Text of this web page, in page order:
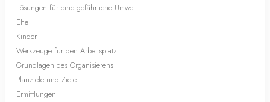
Lösungen für eine gefährliche Umwelt
Ehe
Kinder
Werkzeuge für den Arbeitsplatz
Grundlagen des Organisierens
Planziele und Ziele
Ermittlungen